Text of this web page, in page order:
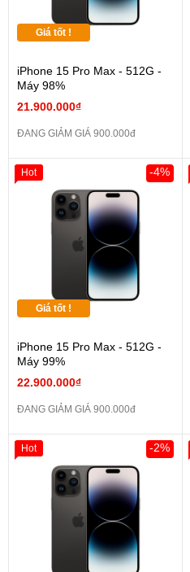
Giá tốt !
iPhone 15 Pro Max - 512G -
Máy 98%
21.900.000₫
ĐANG GIẢM GIÁ 900.000đ
Giá tốt !
iPhone 15 Pro Max - 512G -
Máy 99%
22.900.000₫
-4%
ĐANG GIẢM GIÁ 900.000đ
Hot
-2%
Hot